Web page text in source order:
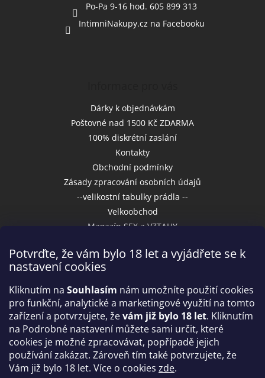
Potvrďte, že vám bylo 18 let a vyjádřete se k
nastavení cookies
Kliknutím na Souhlasím nám umožníte použití cookies
pro funkční, analytické a marketingové využití na tomto
zařízení a potvrzujete, ževám již bylo 18 let. Kliknutím
na Podrobné nastavení můžete sami určit, které
cookies je možné zpracovávat, popřípadě jejich
používání zakázat. Zároveň tím také potvrzujete, že
Vám již bylo 18 let. Více o cookies zde.
Po-Pa 9-16 hod. 605 899 313
IntimniNakupy.cz na Facebooku
Dárky k objednávkám
Poštovné nad 1500 Kč ZDARMA
100% diskrétní zaslání
Kontakty
Obchodní podmínky
Zásady zpracování osobních údajů
--velikostní tabulky prádla --
Velkoobchod
Magazín SEX a VZTAHY
Přijímáme online platby